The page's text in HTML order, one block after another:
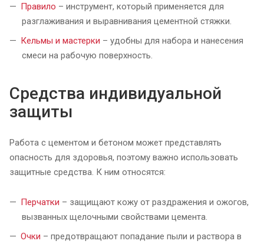
Правило – инструмент, который применяется для
разглаживания и выравнивания цементной стяжки.
Кельмы и мастерки – удобны для набора и нанесения
смеси на рабочую поверхность.
Средства индивидуальной
защиты
Работа с цементом и бетоном может представлять
опасность для здоровья, поэтому важно использовать
защитные средства. К ним относятся:
Перчатки – защищают кожу от раздражения и ожогов,
вызванных щелочными свойствами цемента.
Очки – предотвращают попадание пыли и раствора в